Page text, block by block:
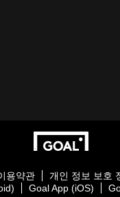
용약관 개인 정보 보호
Goal App (iOS)